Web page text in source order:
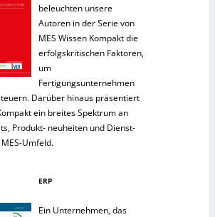
beleuchten unsere
Autoren in der Serie von
MES Wissen Kompakt die
erfolgskritischen Faktoren,
um
Fertigungsunternehmen
Darüber hinaus präsentiert
ein breites Spektrum an
Produkt- neuheiten und Dienst-
Umfeld.
ERP
Ein Unternehmen, das